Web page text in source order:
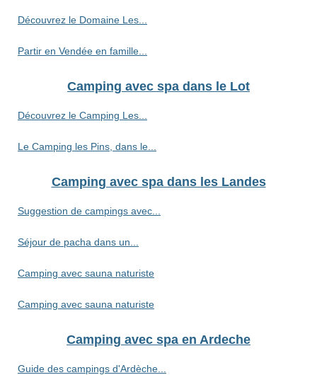
Découvrez le Domaine Les...
Partir en Vendée en famille...
Camping avec spa dans le Lot
Découvrez le Camping Les...
Le Camping les Pins, dans le...
Camping avec spa dans les Landes
Suggestion de campings avec...
Séjour de pacha dans un...
Camping avec sauna naturiste
Camping avec sauna naturiste
Camping avec spa en Ardeche
Guide des campings d'Ardèche...